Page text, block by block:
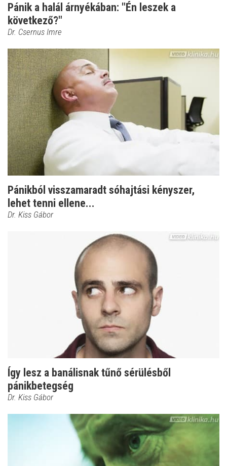
Pánik a halál árnyékában: "Én leszek a
következő?"
Dr. Csernus Imre
Pánikból visszamaradt sóhajtási kényszer,
lehet tenni ellene...
Dr. Kiss Gábor
Így lesz a banálisnak tűnő sérülésből
pánikbetegség
Dr. Kiss Gábor